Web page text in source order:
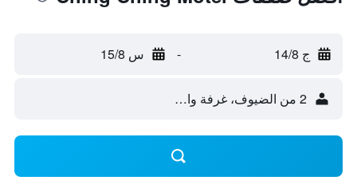
ج 14/8 - س 15/8
2 من الضيوف، غرفة واحدة